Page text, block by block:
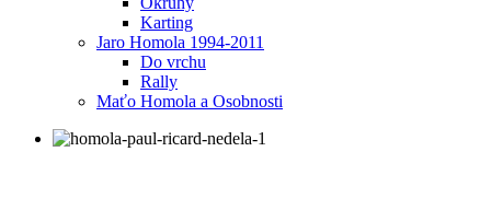
Karting
Jaro Homola 1994-2011
Do vrchu
Rally
Maťo Homola a Osobnosti